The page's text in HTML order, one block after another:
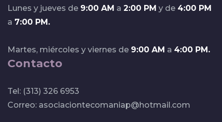
Lunes y jueves de 9:00 AM a 2:00 PM y de 4:00 PM
a 7:00 PM.
Martes, miércoles y viernes de 9:00 AM a 4:00 PM.
Contacto
Tel: (313) 326 6953
Correo: asociaciontecomaniap@hotmail.com